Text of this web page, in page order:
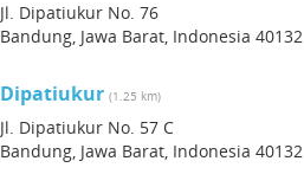
Jl. Dipatiukur No. 76
Bandung, Jawa Barat, Indonesia 40132
Dipatiukur (1.25 km)
Jl. Dipatiukur No. 57 C
Bandung, Jawa Barat, Indonesia 40132